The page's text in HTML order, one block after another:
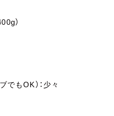
）
でもOK）：少々